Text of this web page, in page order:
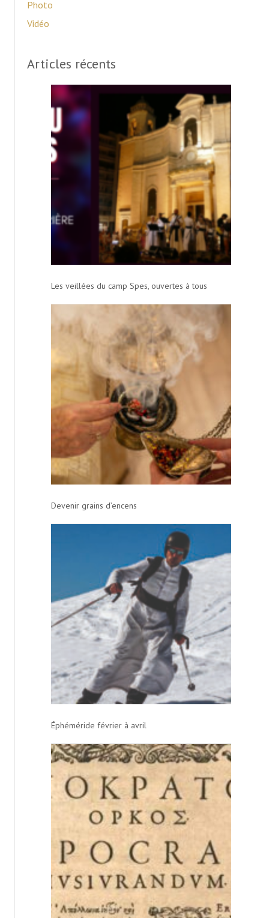
Photo
Vidéo
Articles récents
Les veillées du camp Spes, ouvertes à tous
Devenir grains d’encens
Éphéméride février à avril